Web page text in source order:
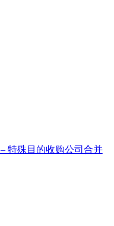
特殊目的收购公司合并